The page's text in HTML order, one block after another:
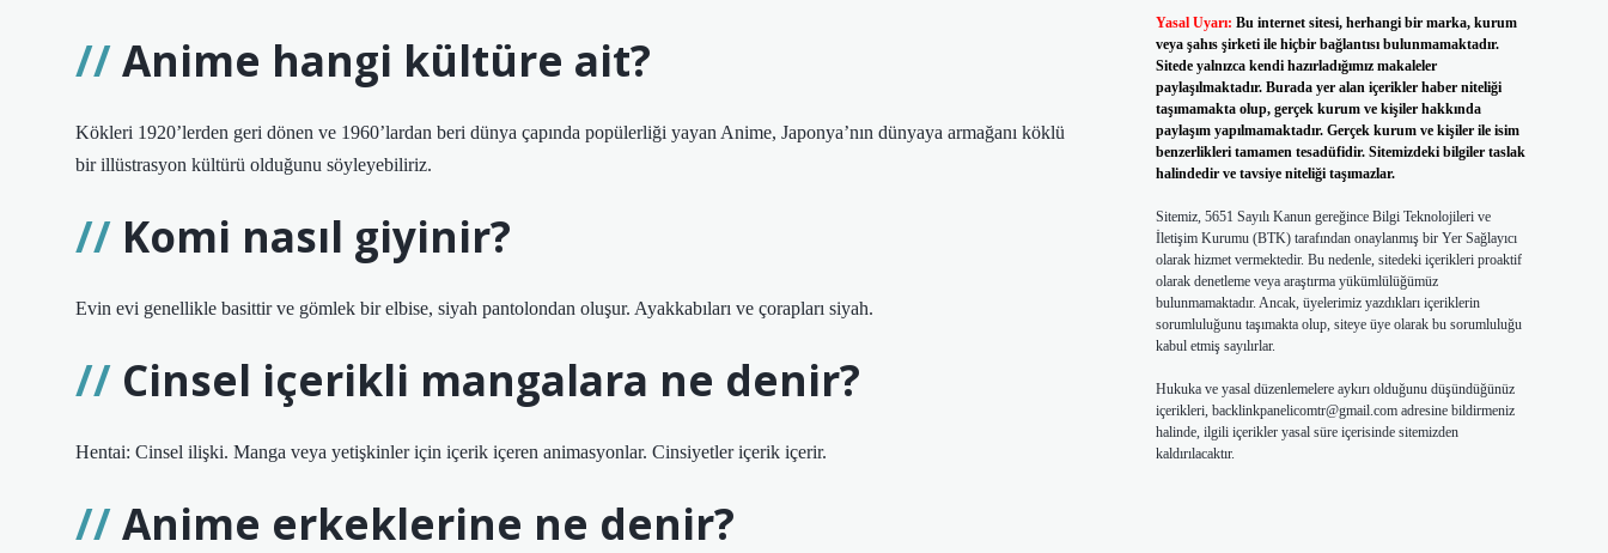
Anime hangi kültüre ait?
Kökleri 1920’lerden geri dönen ve 1960’lardan beri dünya çapında popülerliği yayan Anime, Japonya’nın dünyaya armağanı köklü
bir illüstrasyon kültürü olduğunu söyleyebiliriz.
Komi nasıl giyinir?
Evin evi genellikle basittir ve gömlek bir elbise, siyah pantolondan oluşur. Ayakkabıları ve çorapları siyah.
Cinsel içerikli mangalara ne denir?
Hentai: Cinsel ilişki. Manga veya yetişkinler için içerik içeren animasyonlar. Cinsiyetler içerik içerir.
Anime erkeklerine ne denir?
Yasal Uyarı: Bu internet sitesi, herhangi bir marka, kurum
veya şahıs şirketi ile hiçbir bağlantısı bulunmamaktadır.
Sitede yalnızca kendi hazırladığımız makaleler
paylaşılmaktadır. Burada yer alan içerikler haber niteliği
taşımamakta olup, gerçek kurum ve kişiler hakkında
paylaşım yapılmamaktadır. Gerçek kurum ve kişiler ile isim
benzerlikleri tamamen tesadüfidir. Sitemizdeki bilgiler taslak
halindedir ve tavsiye niteliği taşımazlar.
Sitemiz, 5651 Sayılı Kanun gereğince Bilgi Teknolojileri ve
İletişim Kurumu (BTK) tarafından onaylanmış bir Yer Sağlayıcı
olarak hizmet vermektedir. Bu nedenle, sitedeki içerikleri proaktif
olarak denetleme veya araştırma yükümlülüğümüz
bulunmamaktadır. Ancak, üyelerimiz yazdıkları içeriklerin
sorumluluğunu taşımakta olup, siteye üye olarak bu sorumluluğu
kabul etmiş sayılırlar.
Hukuka ve yasal düzenlemelere aykırı olduğunu düşündüğünüz
içerikleri, backlinkpanelicomtr@gmail.comadresine bildirmeniz
halinde, ilgili içerikler yasal süre içerisinde sitemizden
kaldırılacaktır.